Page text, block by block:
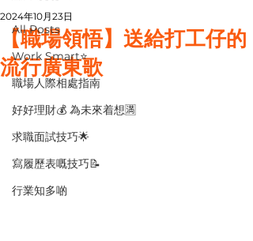
All Posts
Work Smart⭐️
職場人際相處指南
好好理財💰 為未來着想🈵
求職面試技巧🌟
寫履歷表嘅技巧📝
行業知多啲
【職場領悟】送給打工仔的
流行廣東歌
2024年10月23日